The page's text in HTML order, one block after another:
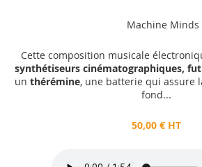
Machine Minds
Cette composition musicale
synthétiseurs cinématographiques,
un thérémine, une batterie qui assure
fond...
50,00 € HT